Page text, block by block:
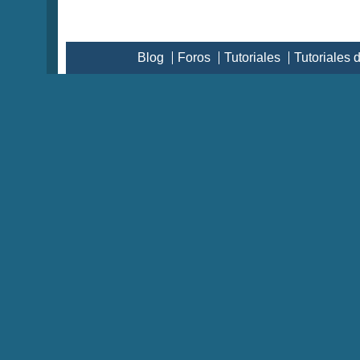
Blog Foros Tutoriales Tutoriales